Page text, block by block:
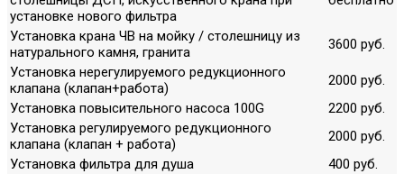
установке нового фильтра
Установка крана ЧВ на мойку / столешницу из
натурального камня, гранита
3600 руб.
Установка нерегулируемого редукционного
клапана (клапан+работа)
2000 руб.
Установка повысительного насоса 100G
2200 руб.
Установка регулируемого редукционного
клапана (клапан + работа)
2000 руб.
Установка фильтра для душа
400 руб.